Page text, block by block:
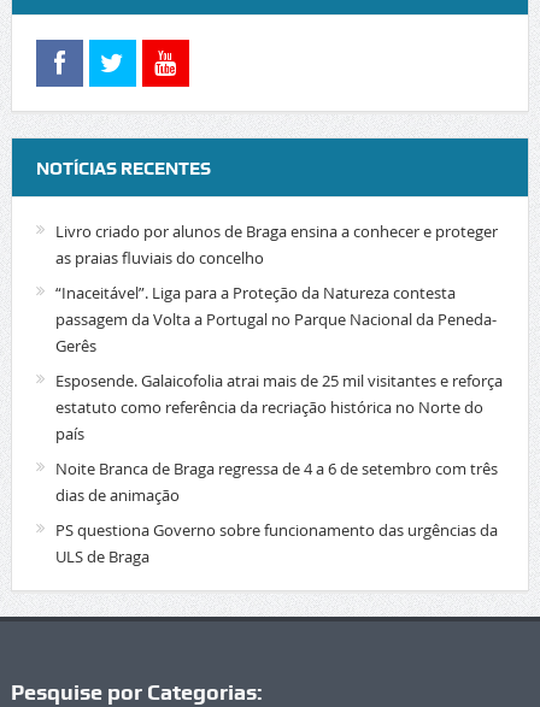
NOTÍCIAS RECENTES
Livro criado por alunos de Braga ensina a conhecer e proteger
as praias fluviais do concelho
“Inaceitável”. Liga para a Proteção da Natureza contesta
passagem da Volta a Portugal no Parque Nacional da Peneda-
Gerês
Esposende. Galaicofolia atrai mais de 25 mil visitantes e reforça
estatuto como referência da recriação histórica no Norte do
país
Noite Branca de Braga regressa de 4 a 6 de setembro com três
dias de animação
PS questiona Governo sobre funcionamento das urgências da
ULS de Braga
Pesquise por Categorias: